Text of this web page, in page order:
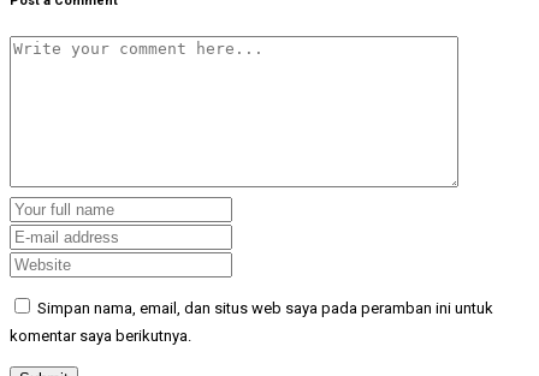
Simpan nama, email, dan situs web saya pada peramban ini untuk
komentar saya berikutnya.